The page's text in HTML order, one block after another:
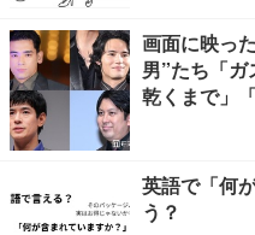
画面に映っ
男”たち「
乾くまで」
英語で「何
う？